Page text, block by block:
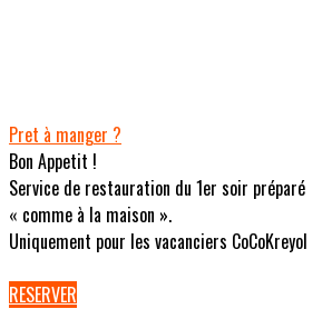
Pret à manger ?
Bon Appetit !
Service de restauration du 1er soir préparé
« comme à la maison ».
Uniquement pour les vacanciers CoCoKreyol
RESERVER